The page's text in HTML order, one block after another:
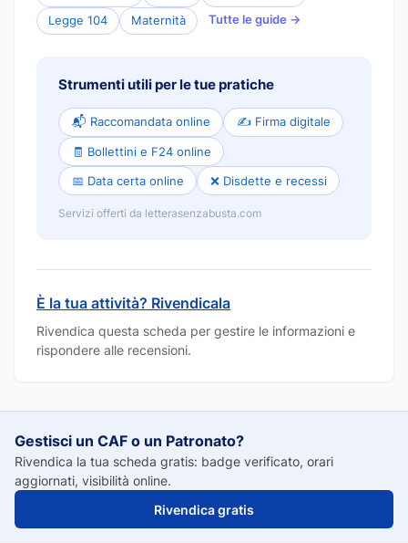
Legge 104
Maternità Tutte le guide →
Strumenti utili per le tue pratiche
📬 Raccomandata online ✍️ Firma digitale
🧾 Bollettini e F24 online
📅 Data certa online ❌ Disdette e recessi
Servizi offerti da letterasenzabusta.com
È la tua attività? Rivendicala
Rivendica questa scheda per gestire le informazioni e
rispondere alle recensioni.
Gestisci un CAF o un Patronato?
Rivendica la tua scheda gratis: badge verificato, orari
aggiornati, visibilità online.
Rivendica gratis